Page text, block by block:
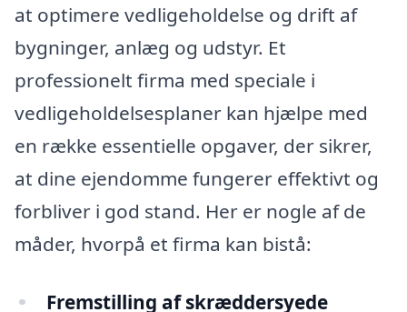
at optimere vedligeholdelse og drift af
bygninger, anlæg og udstyr. Et
professionelt firma med speciale i
vedligeholdelsesplaner kan hjælpe med
en række essentielle opgaver, der sikrer,
at dine ejendomme fungerer effektivt og
forbliver i god stand. Her er nogle af de
måder, hvorpå et firma kan bistå:
Fremstilling af skræddersyede